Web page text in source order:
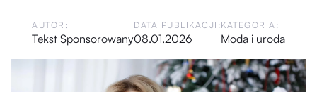
AUTOR:
Tekst Sponsorowany
DATA PUBLIKACJI:
08.01.2026
KATEGORIA:
Moda i uroda